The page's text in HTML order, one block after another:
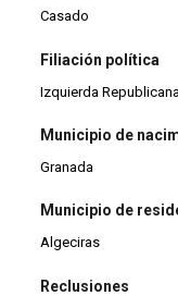
Casado
Filiación política
Izquierda Republicana
Municipio de
Granada
Municipio de
Algeciras
Reclusiones